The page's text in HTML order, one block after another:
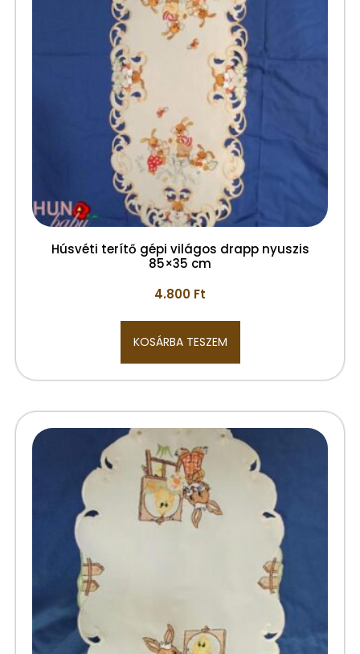
Húsvéti terítő gépi világos drapp nyuszis
85×35 cm
4.800 Ft
KOSÁRBA TESZEM